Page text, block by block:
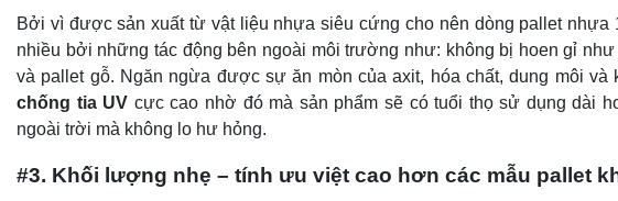
Bởi vì được sản xuất từ vật liệu nhựa siêu cứng cho nên dòng pallet nhựa
nhiều bởi những tác động bên ngoài môi trường như: không bị hoen gỉ
và pallet gỗ. Ngăn ngừa được sự ăn mòn của axit, hóa chất, dung môi và
chống tia UV cực cao nhờ đó mà sản phẩm sẽ có tuổi thọ sử dụng dài
ngoài trời mà không lo hư hỏng.
#3. Khối lượng nhẹ – tính ưu việt cao hơn các mẫu pallet